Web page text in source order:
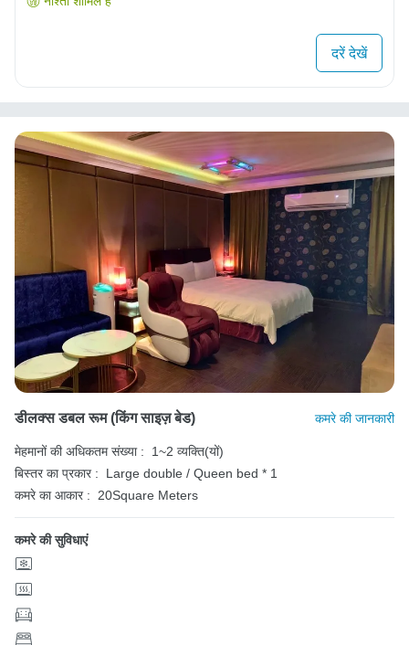
दरें देखें
डीलक्स डबल रूम (किंग साइज़ बेड) कमरे की जानकारी
मेहमानों की अधिकतम संख्या :
1~2 व्यक्ति(यों)
बिस्तर का प्रकार :
Large double / Queen bed * 1
कमरे का आकार :
20Square Meters
कमरे की सुविधाएं